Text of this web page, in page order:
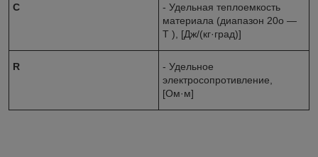
C
- Удельная теплоемкость
материала (диапазон 20o ―
T ), [Дж/(кг·град)]
R
- Удельное
электросопротивление,
[Ом·м]